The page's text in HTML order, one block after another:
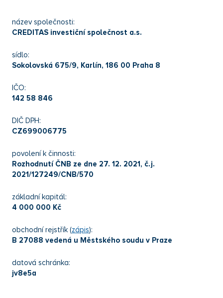
název společnosti:
CREDITAS investiční společnost a.s.
sídlo:
Sokolovská 675/9, Karlín, 186 00 Praha 8
IČO:
142 58 846
DIČ DPH:
CZ699006775
povolení k činnosti:
Rozhodnutí ČNB ze dne 27. 12. 2021, č.j.
2021/127249/CNB/570
základní kapitál:
4 000 000 Kč
obchodní rejstřík (zápis):
B 27088 vedená u Městského soudu v Praze
datová schránka:
jv8e5a